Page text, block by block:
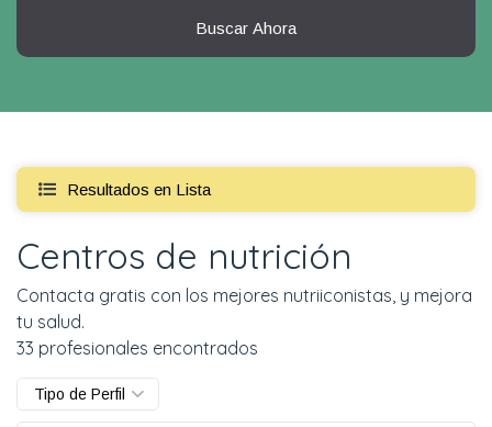
Buscar Ahora
Resultados en Lista
Centros de nutrición
Contacta gratis con los mejores nutriiconistas, y mejora
tu salud.
33 profesionales encontrados
Tipo de Perfil